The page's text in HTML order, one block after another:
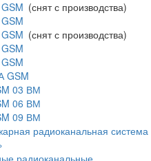
(снят с производства)
(снят с производства)
GSM
03 ВМ
06 ВМ
09 ВМ
радиоканальная система